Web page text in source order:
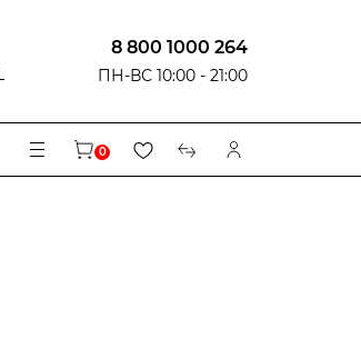
8 800 1000 264
ПН-ВС 10:00 - 21:00
0